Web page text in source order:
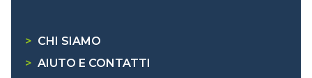
> CHI SIAMO
> AIUTO E CONTATTI